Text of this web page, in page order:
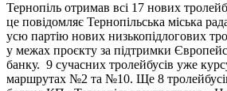
Тернопіль отримав всі 17 нових
це повідомляє Тернопільська міська
усю партію нових низькопідлогових
у межах проєкту за підтримки
банку. 9 сучасних тролейбусів уже
маршрутах №2 та №10. Ще 8